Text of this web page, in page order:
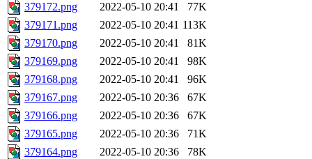
379172.png
2022-05-10 20:41
77K
379171.png
2022-05-10 20:41 113K
379170.png
2022-05-10 20:41
81K
379169.png
2022-05-10 20:41
98K
379168.png
2022-05-10 20:41
96K
379167.png
2022-05-10 20:36
67K
379166.png
2022-05-10 20:36
67K
379165.png
2022-05-10 20:36
71K
379164.png
2022-05-10 20:36
78K